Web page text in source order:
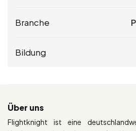
Branche
Bildung
Über uns
Flightknight ist eine